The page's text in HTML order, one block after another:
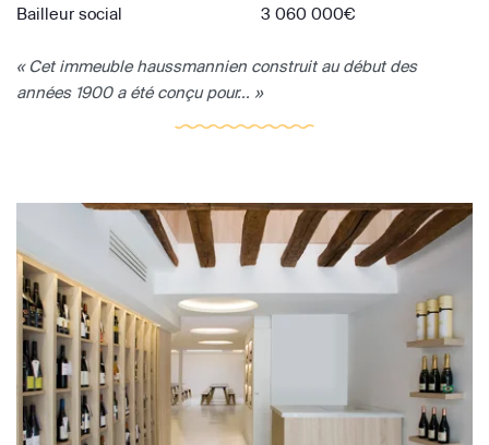
Bailleur social
3 060 000€
« Cet immeuble haussmannien construit au début des
années 1900 a été conçu pour... »